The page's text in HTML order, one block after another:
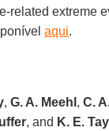
related extreme
aqui.
,G. A. Meehl ,C.
, and K. E.